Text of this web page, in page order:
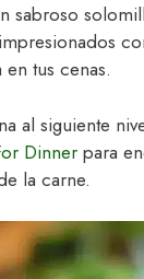
sabroso
tus cenas.
al siguiente
Dinner para
la carne.